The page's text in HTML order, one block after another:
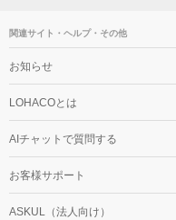
関連サイト・ヘルプ・その他
お知らせ
LOHACOとは
AIチャットで質問する
お客様サポート
ASKUL（法人向け）